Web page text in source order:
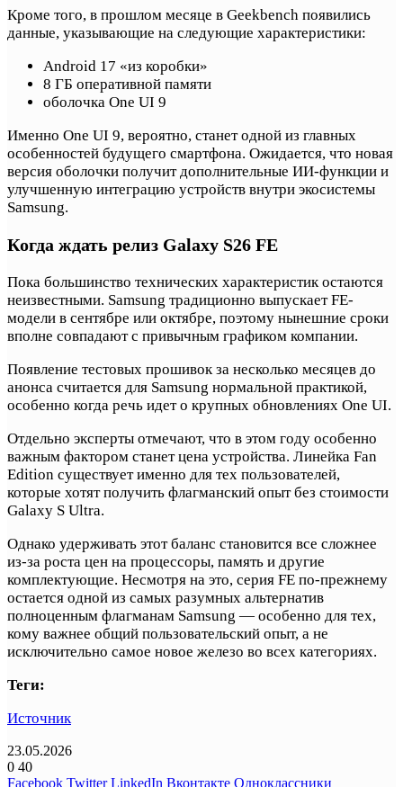
Кроме того, в прошлом месяце в Geekbench появились
данные, указывающие на следующие характеристики:
Android 17 «из коробки»
8 ГБ оперативной памяти
оболочка One UI 9
Именно One UI 9, вероятно, станет одной из главных
особенностей будущего смартфона. Ожидается, что новая
версия оболочки получит дополнительные ИИ-функции и
улучшенную интеграцию устройств внутри экосистемы
Samsung.
Когда ждать релиз Galaxy S26 FE
Пока большинство технических характеристик остаются
неизвестными. Samsung традиционно выпускает FE-
модели в сентябре или октябре, поэтому нынешние сроки
вполне совпадают с привычным графиком компании.
Появление тестовых прошивок за несколько месяцев до
анонса считается для Samsung нормальной практикой,
особенно когда речь идет о крупных обновлениях One UI.
Отдельно эксперты отмечают, что в этом году особенно
важным фактором станет цена устройства. Линейка Fan
Edition существует именно для тех пользователей,
которые хотят получить флагманский опыт без стоимости
Galaxy S Ultra.
Однако удерживать этот баланс становится все сложнее
из-за роста цен на процессоры, память и другие
комплектующие. Несмотря на это, серия FE по-прежнему
остается одной из самых разумных альтернатив
полноценным флагманам Samsung — особенно для тех,
кому важнее общий пользовательский опыт, а не
исключительно самое новое железо во всех категориях.
Теги:
Источник
23.05.2026
0 40
Facebook Twitter LinkedIn Вконтакте Одноклассники